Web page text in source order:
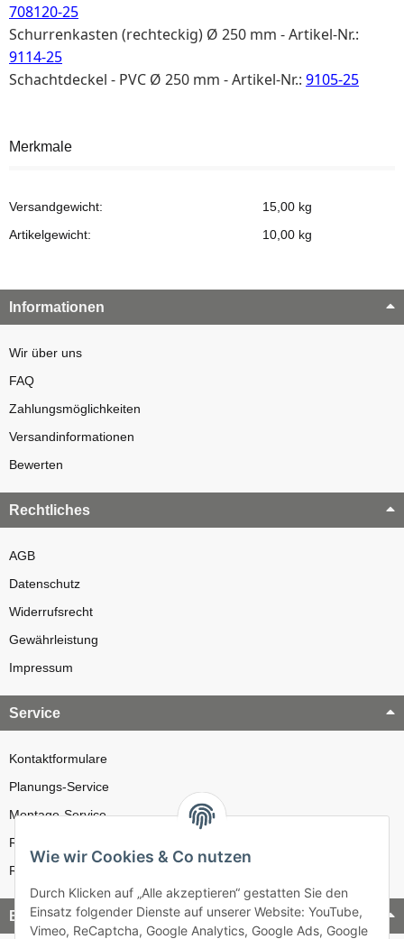
708120-25
Schurrenkasten (rechteckig) Ø 250 mm - Artikel-Nr.:
9114-25
Schachtdeckel - PVC Ø 250 mm - Artikel-Nr.: 9105-25
Merkmale
Versandgewicht:
15,00 kg
Artikelgewicht:
10,00 kg
Informationen
Wir über uns
FAQ
Zahlungsmöglichkeiten
Versandinformationen
Bewerten
Rechtliches
AGB
Datenschutz
Widerrufsrecht
Gewährleistung
Impressum
Service
Kontaktformulare
Planungs-Service
Montage-Service
Reparatur-Service
Retouren-Service
Bezahlung & Versand
Wie wir Cookies & Co nutzen
Durch Klicken auf „Alle akzeptieren“ gestatten Sie den
Einsatz folgender Dienste auf unserer Website: YouTube,
Vimeo, ReCaptcha, Google Analytics, Google Ads, Google